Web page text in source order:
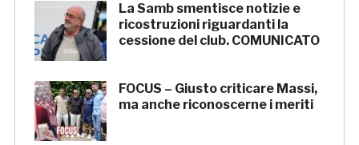
La Samb smentisce notizie e
ricostruzioni riguardanti la
cessione del club. COMUNICATO
FOCUS – Giusto criticare Massi,
ma anche riconoscerne i meriti